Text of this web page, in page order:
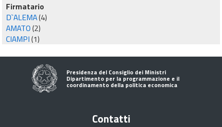
Firmatario
D`ALEMA(4)
AMATO(2)
CIAMPI(1)
Presidenza del Consiglio dei Ministri
Dipartimento per la programmazione e il
coordinamento della politica economica
Contatti